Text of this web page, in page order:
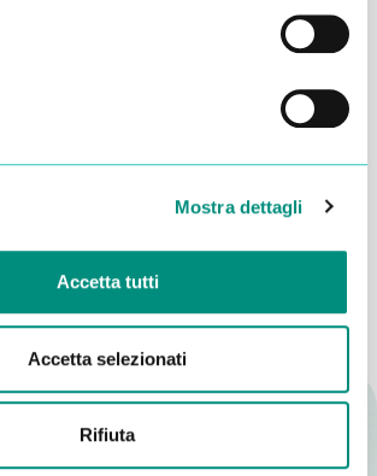
Mostra dettagli
Accetta tutti
Accetta selezionati
Rifiuta
miei dati per essere ricontattato